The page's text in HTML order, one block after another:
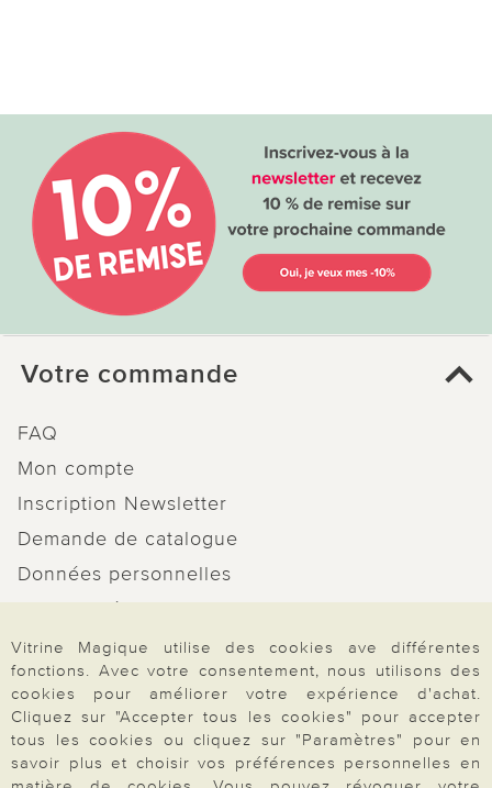
Votre commande
FAQ
Mon compte
Inscription Newsletter
Demande de catalogue
Données personnelles
Droit de rétractation
Rétractation
Paiement & Livraison
Vitrine Magique utilise des cookies ave différentes
fonctions. Avec votre consentement, nous utilisons des
cookies pour améliorer votre expérience d'achat.
Cliquez sur "Accepter tous les cookies" pour accepter
tous les cookies ou cliquez sur "Paramètres" pour en
savoir plus et choisir vos préférences personnelles en